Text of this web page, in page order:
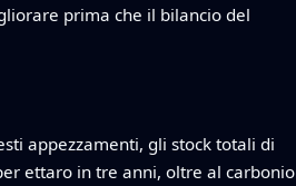
prima che il bilancio del
appezzamenti, gli stock totali di
ettaro in tre anni, oltre al carbonio